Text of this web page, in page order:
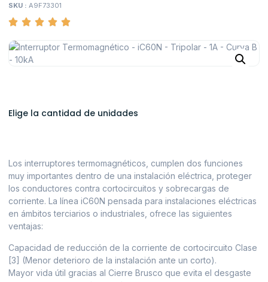
SKU : A9F73301
Elige la cantidad de unidades
Los interruptores termomagnéticos, cumplen dos funciones
muy importantes dentro de una instalación eléctrica, proteger
los conductores contra cortocircuitos y sobrecargas de
corriente. La línea iC60N pensada para instalaciones eléctricas
en ámbitos terciarios o industriales, ofrece las siguientes
ventajas:
Capacidad de reducción de la corriente de cortocircuito Clase
[3] (Menor deterioro de la instalación ante un corto).
Mayor vida útil gracias al Cierre Brusco que evita el desgaste